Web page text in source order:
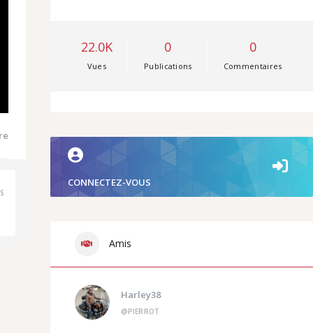
22.0K
Vues
0
Publications
0
Commentaires
CONNECTEZ-VOUS
Amis
Harley38
@PIERROT